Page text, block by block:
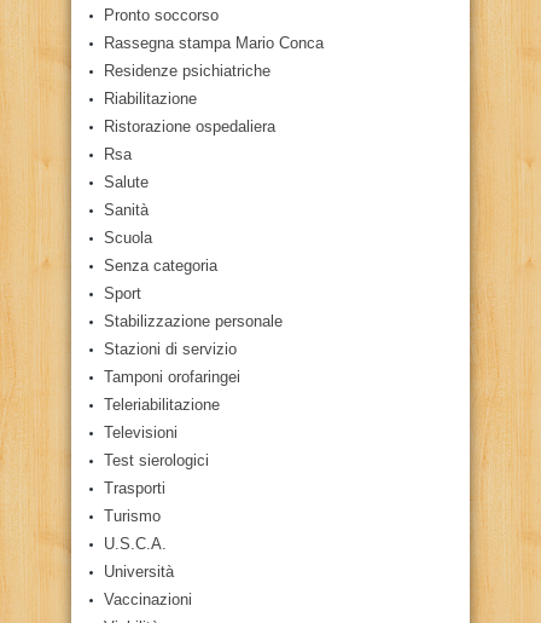
Pronto soccorso
Rassegna stampa Mario Conca
Residenze psichiatriche
Riabilitazione
Ristorazione ospedaliera
Rsa
Salute
Sanità
Scuola
Senza categoria
Sport
Stabilizzazione personale
Stazioni di servizio
Tamponi orofaringei
Teleriabilitazione
Televisioni
Test sierologici
Trasporti
Turismo
U.S.C.A.
Università
Vaccinazioni